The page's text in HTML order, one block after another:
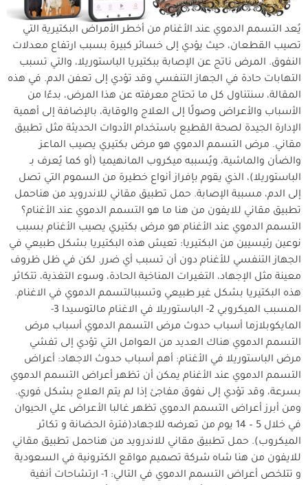
يُعد التسمم الدموي عند الأغنام من أخطر الأمراض البكتيرية التي
تصيب القطعان، حيث يؤدي إلى خسائر كبيرة بسبب ارتفاع معدلات
النفوق. المرض ناتج عن الإصابة ببكتيريا الباستوريلا، والتي تسبب
التهابات حادة في الجهاز التنفسي وقد تؤدي إلى تعفن الدم. في هذه
المقالة، سنتناول كل ما تحتاج معرفته عن هذا المرض، بدءًا من
الأسباب والأعراض وصولًا إلى العلاج والوقاية، بالإضافة إلى أهمية
الإدارة الجيدة لصحة القطيع باستخدام الأدوات الحديثة مثل تطبيق
مقاني. مرض التسمم الدموي هو مرض بكتيري يصيب الماعز
والضأن والماشية، ويُسببه ميكروب المانهيميا (أو كما يُعرف بـ
الباستوريلا)، الذي يقوم بإفراز أنواع خطيرة من السموم التي تصل
إلى الدم، مسببة الإصابة. حمل تطبيق مقاني للاندرويد من هناحمل
تطبيق مقاني للايفون من هنا ما هو التسمم الدموي عند الأغنام؟
التسمم الدموي عند الأغنام هو مرض بكتيري يصيب الأغنام بسبب
نوعين رئيسيين من البكتيريا: تعيش هذه البكتيريا بشكل طبيعي في
الجهاز التنفسي للأغنام دون أن تسبب أي ضرر. لكن في ظل ظروف
معينة مثل الإجهاد، التغيرات المناخية الحادة، وسوء التغذية، تتكاثر
هذه البكتيريا بشكل غير طبيعي وتسببالتسمم الدموي في الاغنام.
المسبب الميكروبي 2- الباستوريلا في الاغنام مالتوسيدا 3-
المايكوبلازما أسباب حدوث مرض التسمم الدموي أسباب مرض
التسمم الدموي هناك العديد من العوامل التي تؤدي إلى تفشي
مرض الباستوريلا في الأغنام: أهم أسباب حدوث الاجهاد: أعراض
التسمم الدموي عند الأغنام يمكن أن تظهر أعراض التسمم الدموي
بسرعة، وقد تؤدي إلى نفوق مفاجئ إذا لم يتم العلاج بشكل فوري.
ومن أبرز أعراض التسمم الدموي تظهر غالبا الأعراض علي الحيوان
في خلال 5 – 14 يوم من تعرضه للاجهاد(فترة الحضانة و تكاثر
الميكروب). حمل تطبيق مقاني للاندرويد من هناحمل تطبيق مقاني
للايفون من هنا شاه شركة تصميم مواقع الكترونية في السعودية
و تتلخص أعراض التسمم الدموي في التالي: 1- ارتشاحات أنفية